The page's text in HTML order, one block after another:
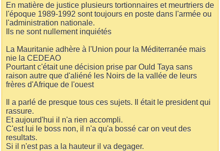
En matière de justice plusieurs tortionnaires et meurtriers de
l'époque 1989-1992 sont toujours en poste dans l'armée ou
l'administration nationale.
Ils ne sont nullement inquiétés
La Mauritanie adhère à l'Union pour la Méditerranée mais
nie la CEDEAO
Pourtant c'était une décision prise par Ould Taya sans
raison autre que d'aliéné les Noirs de la vallée de leurs
frères d'Afrique de l'ouest
Il a parlé de presque tous ces sujets. Il était le president qui
rassure.
Et aujourd'hui il n'a rien accompli.
C'est lui le boss non, il n'a qu'a bossé car on veut des
resultats.
Si il n'est pas a la hauteur il va degager.